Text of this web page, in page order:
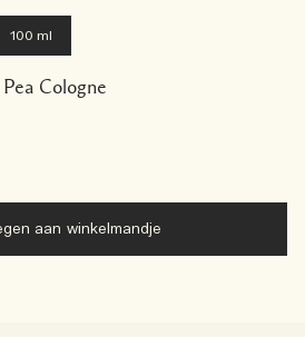
100 ml
Cologne
aan winkelmandje